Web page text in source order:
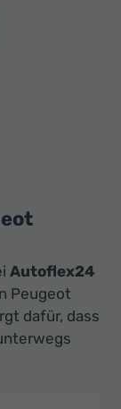
Autoflex24
Peugeot
dafür, dass